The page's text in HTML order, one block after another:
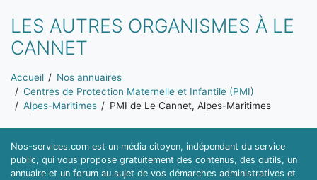
LES AUTRES ORGANISMES À LE
CANNET
Vous êtes ici:
Accueil
Nos annuaires
Centres de Protection Maternelle et Infantile (PMI)
Alpes-Maritimes
PMI de Le Cannet, Alpes-Maritimes
Nos-services.com est un média citoyen, indépendant du service
public, qui vous propose gratuitement des contenus, des outils, un
annuaire et un forum au sujet de vos démarches administratives et